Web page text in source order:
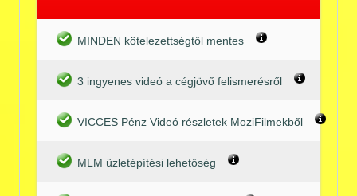
MINDEN kötelezettségtől mentes
3 ingyenes videó a cégjövő felismerésről
VICCES Pénz Videó részletek MoziFilmekből
MLM üzletépítési lehetőség